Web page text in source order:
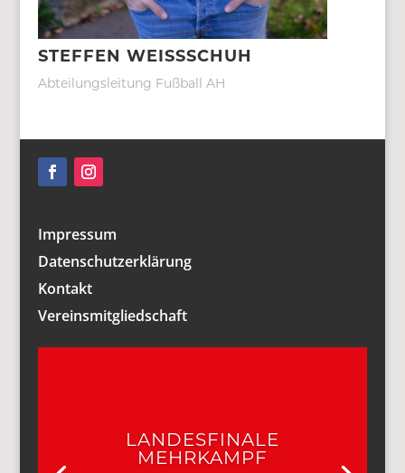
STEFFEN WEISSSCHUH
Abteilungsleitung Fußball AH
Impressum
Datenschutzerklärung
Kontakt
Vereinsmitgliedschaft
LANDESFINALE
MEHRKAMPF